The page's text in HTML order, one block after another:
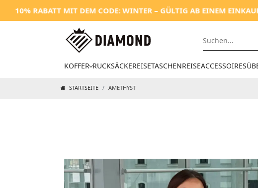
RABATT MIT DEM CODE: WINTER – GÜLTIG AB EINEM
KOFFER RUCKSÄCKEREISETASCHENREISEACCESSOIRES
STARTSEITE AMETHYST